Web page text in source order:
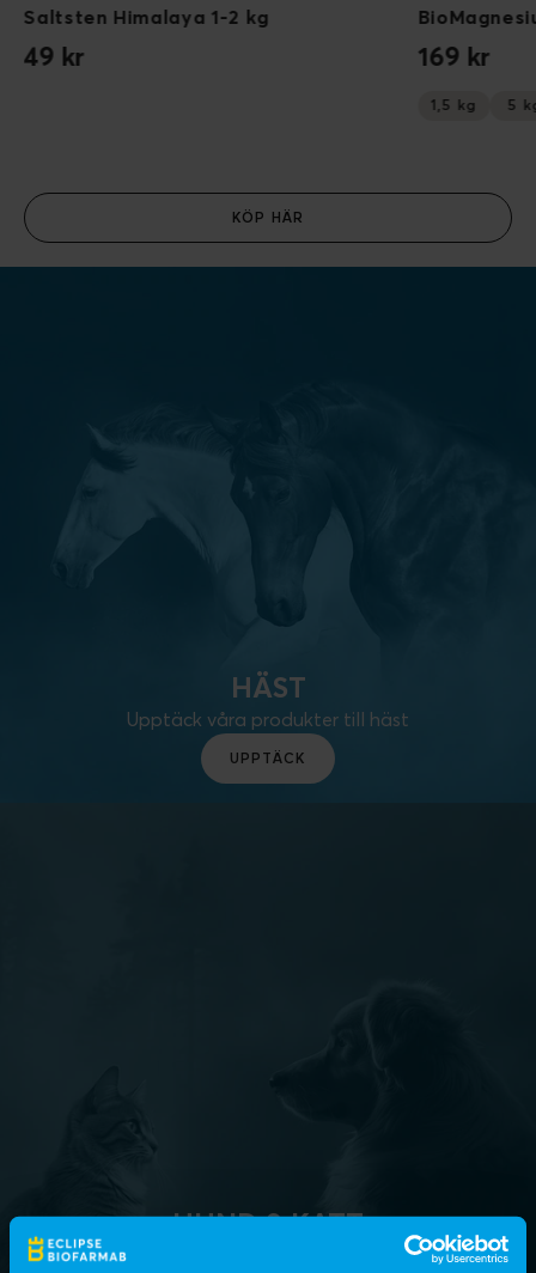
Saltsten Himalaya 1-2 kg
49 kr 169 kr
1,5 kg 5
KÖP HÄR
HÄST
Upptäck våra produkter till häst
UPPTÄCK
HUND & KATT
Upptäck våra produkter till husdjur.